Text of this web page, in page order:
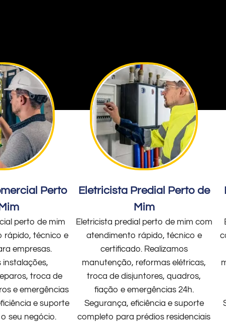
Perto
perto de mim
rápido, técnico e
empresas.
instalações,
troca de
e emergências
e suporte
seu negócio.
Eletricista Predial Perto de
Mim
Eletricista predial perto de mim com
atendimento rápido, técnico e
certificado. Realizamos
manutenção, reformas elétricas,
troca de disjuntores, quadros,
fiação e emergências 24h.
Segurança, eficiência e suporte
completo para prédios residenciais